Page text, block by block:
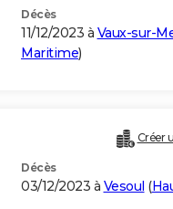
Décès
11/12/2023 à Vaux-sur-
Maritime)
Créer
Décès
03/12/2023 à Vesoul (